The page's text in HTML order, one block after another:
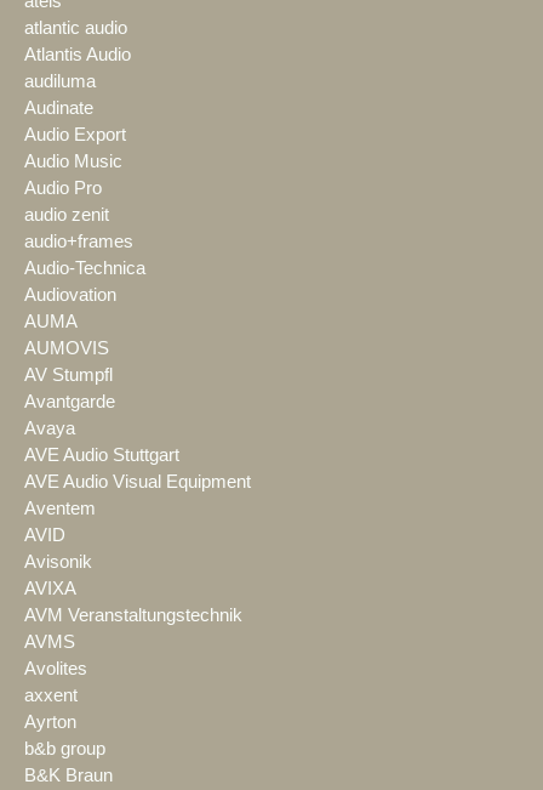
atlantic audio
Atlantis Audio
audiluma
Audinate
Audio Export
Audio Music
Audio Pro
audio zenit
audio+frames
Audio-Technica
Audiovation
AUMA
AUMOVIS
AV Stumpfl
Avantgarde
Avaya
AVE Audio Stuttgart
AVE Audio Visual Equipment
Aventem
AVID
Avisonik
AVIXA
AVM Veranstaltungstechnik
AVMS
Avolites
axxent
Ayrton
b&b group
B&K Braun